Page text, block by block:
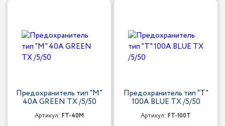
Предохранитель тип "М"
40A GREEN TX /5/50
Артикул: FT-40M
Предохранитель тип "T"
100A BLUE TX /5/50
Артикул: FT-100T